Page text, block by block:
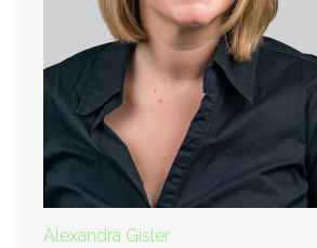
Alexandra Gisler